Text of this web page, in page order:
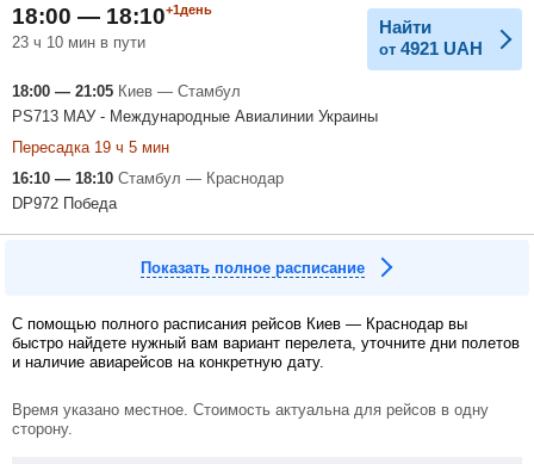
18:00 — 18:10+1день
23 ч 10 мин в пути
Найти
от 4921 UAH
18:00 — 21:05 Киев — Стамбул
PS713 МАУ - Международные Авиалинии Украины
Пересадка 19 ч 5 мин
16:10 — 18:10 Стамбул — Краснодар
DP972 Победа
Показать полное расписание
С помощью полного расписания рейсов Киев — Краснодар вы
быстро найдете нужный вам вариант перелета, уточните дни полетов
и наличие авиарейсов на конкретную дату.
Время указано местное. Стоимость актуальна для рейсов в одну
сторону.